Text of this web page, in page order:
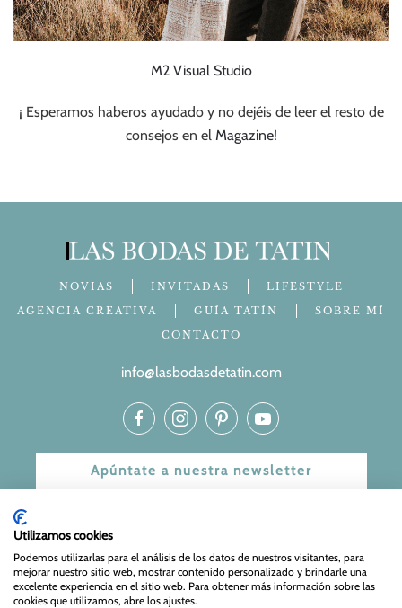
M2 Visual Studio
¡ Esperamos haberos ayudado y no dejéis de leer el resto de
consejos en el Magazine!
NOVIAS INVITADAS
LIFESTYLE
AGENCIA CREATIVA
GUÍA TATÍN
SOBRE MÍ
CONTACTO
info@lasbodasdetatin.com
Apúntate a nuestra newsletter
Aviso Legal|Política de Privacidad y Cookies| Web Diseñada
y mantenida porEspecialistas Web
Utilizamos cookies
Podemos utilizarlas para el análisis de los datos de nuestros visitantes, para
mejorar nuestro sitio web, mostrar contenido personalizado y brindarle una
excelente experiencia en el sitio web. Para obtener más información sobre las
cookies que utilizamos, abre los ajustes.